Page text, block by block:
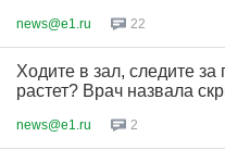
news@e1.ru 22
Ходите в зал, следите за
растет? Врач назвала
news@e1.ru 2